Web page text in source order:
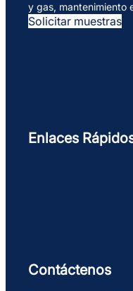
y gas, mantenimiento
Solicitar muestras
Enlaces
Contáctenos